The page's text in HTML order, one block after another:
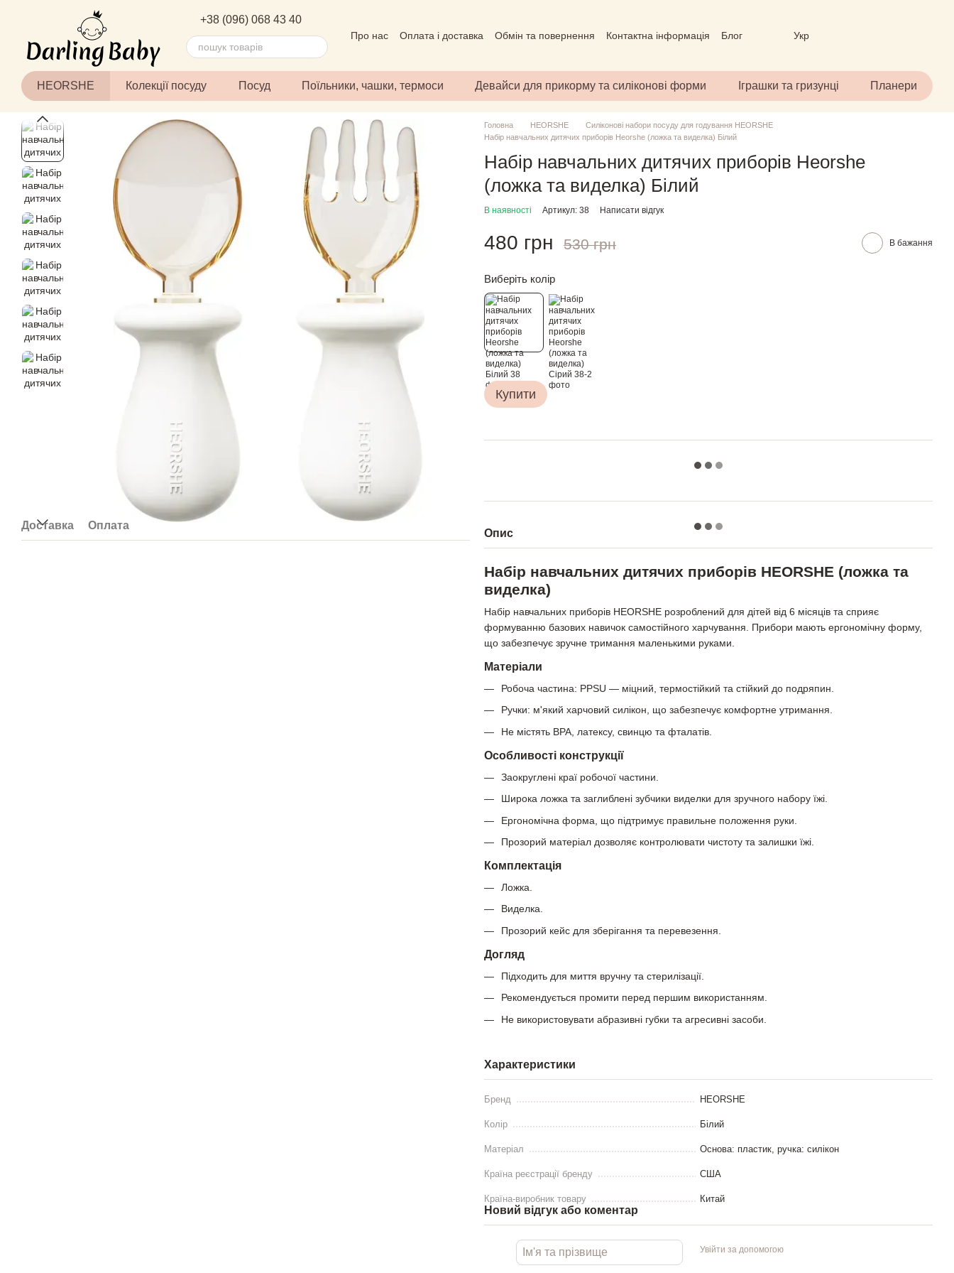
Перейти до основного контенту
+38 (096) 068 43 40
Про нас Оплата і доставка Обмін та повернення Контактна інформація
Блог
Укр
HEORSHE Колекції посуду Посуд Поїльники, чашки, термоси Девайси для прикорму та силіконові форми Іграшки та гризунці Планери
Доставка Оплата
Головна HEORSHE
Силіконові набори посуду для годування HEORSHE
Набір навчальних дитячих приборів Heorshe (ложка та виделка) Білий
Набір навчальних дитячих приборів Heorshe
(ложка та виделка) Білий
В наявності Артикул: 38 Написати відгук
480 грн 530 грн В бажання
Виберіть колір
Купити
Опис
Набір навчальних дитячих приборів HEORSHE (ложка та
виделка)
Набір навчальних приборів HEORSHE розроблений для дітей від 6 місяців та сприяє
формуванню базових навичок самостійного харчування. Прибори мають ергономічну форму,
що забезпечує зручне тримання маленькими руками.
Матеріали
Робоча частина: PPSU — міцний, термостійкий та стійкий до подряпин.
Ручки: м'який харчовий силікон, що забезпечує комфортне утримання.
Не містять BPA, латексу, свинцю та фталатів.
Особливості конструкції
Заокруглені краї робочої частини.
Широка ложка та заглиблені зубчики виделки для зручного набору їжі.
Ергономічна форма, що підтримує правильне положення руки.
Прозорий матеріал дозволяє контролювати чистоту та залишки їжі.
Комплектація
Ложка.
Виделка.
Прозорий кейс для зберігання та перевезення.
Догляд
Підходить для миття вручну та стерилізації.
Рекомендується промити перед першим використанням.
Не використовувати абразивні губки та агресивні засоби.
Характеристики
Бренд HEORSHE
Колір Білий
Матеріал Основа: пластик, ручка: силікон
Країна реєстрації бренду США
Країна-виробник товару Китай
Новий відгук або коментар
Увійти за допомогою